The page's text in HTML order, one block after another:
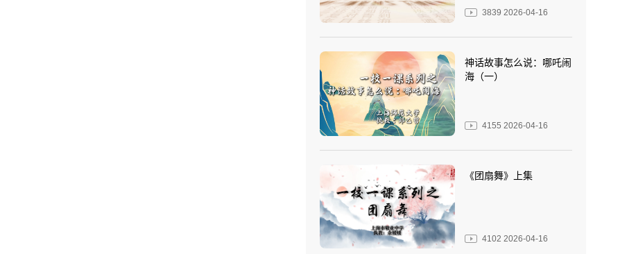
3839 2026-04-16
神话故事怎么说：哪吒闹
海（一）
4155 2026-04-16
《团扇舞》上集
4102 2026-04-16